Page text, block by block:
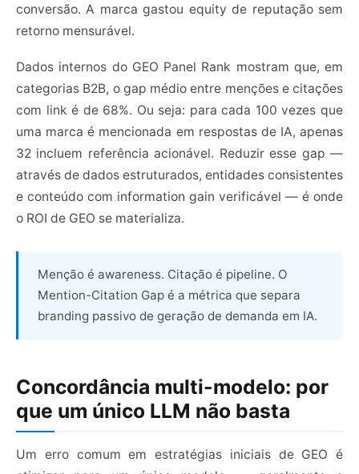
conversão. A marca gastou equity de reputação sem
retorno mensurável.
Dados internos do GEO Panel Rank mostram que, em
categorias B2B, o gap médio entre menções e citações
com link é de 68%. Ou seja: para cada 100 vezes que
uma marca é mencionada em respostas de IA, apenas
32 incluem referência acionável. Reduzir esse gap —
através de dados estruturados, entidades consistentes
e conteúdo com information gain verificável — é onde
o ROI de GEO se materializa.
Menção é awareness. Citação é pipeline. O
Mention-Citation Gap é a métrica que separa
branding passivo de geração de demanda em IA.
Concordância multi-modelo: por
que um único LLM não basta
Um erro comum em estratégias iniciais de GEO é